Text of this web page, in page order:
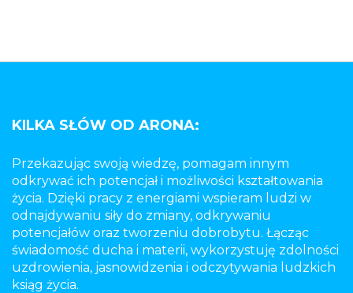
KILKA SŁÓW OD ARONA:
Przekazując swoją wiedzę, pomagam innym
odkrywać ich potencjał i możliwości kształtowania
życia. Dzięki pracy z energiami wspieram ludzi w
odnajdywaniu siły do zmiany, odkrywaniu
potencjałów oraz tworzeniu dobrobytu. Łącząc
świadomość ducha i materii, wykorzystuję zdolności
uzdrowienia, jasnowidzenia i odczytywania ludzkich
ksiąg życia.